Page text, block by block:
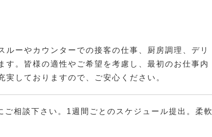
ーやカウンターでの接客の仕事、厨房調理、デリ
す。皆様の適性やご希望を考慮し、最初のお仕事内
しておりますので、ご安心ください。
相談下さい。1週間ごとのスケジュール提出。柔軟